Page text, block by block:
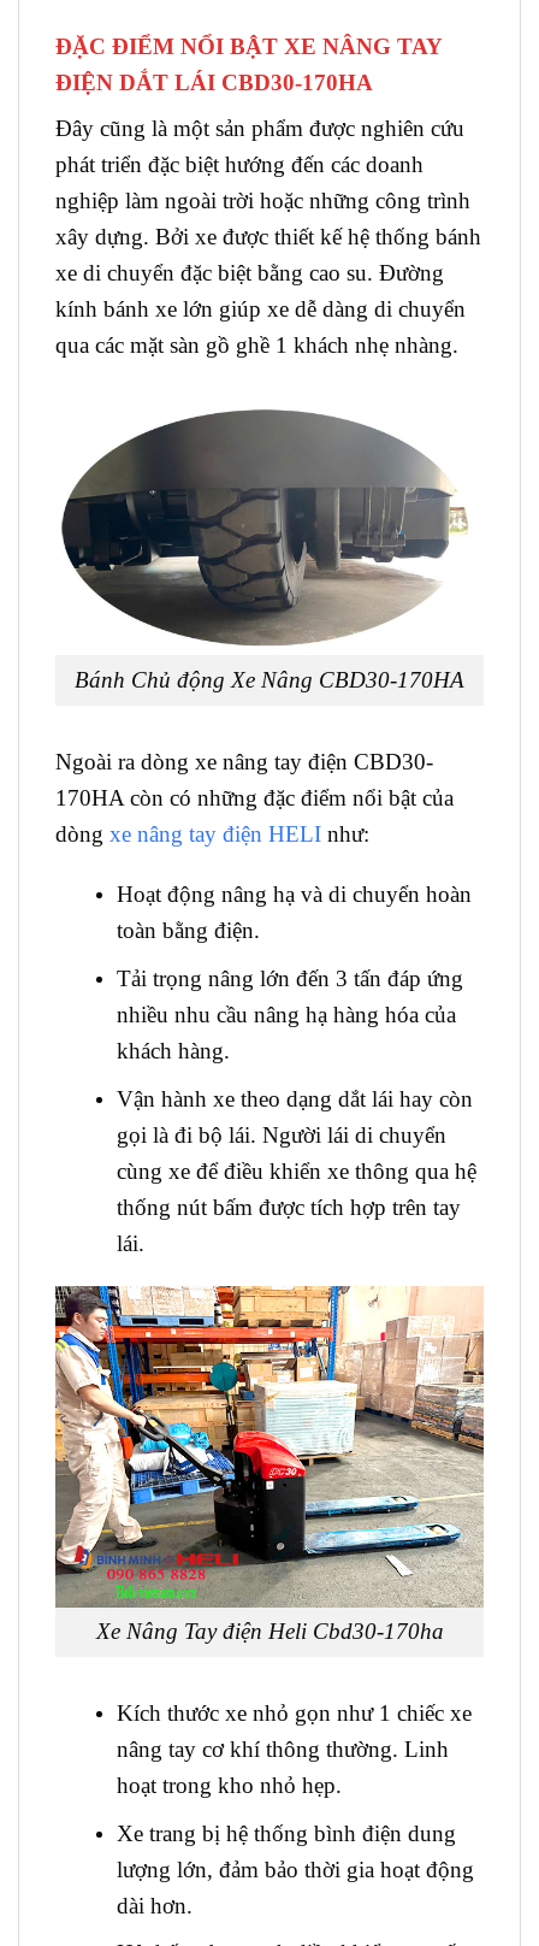
ĐẶC ĐIỂM NỔI BẬT XE NÂNG TAY
ĐIỆN DẮT LÁI CBD30-170HA
Đây cũng là một sản phẩm được nghiên cứu
phát triển đặc biệt hướng đến các doanh
nghiệp làm ngoài trời hoặc những công trình
xây dựng. Bởi xe được thiết kế hệ thống bánh
xe di chuyển đặc biệt bằng cao su. Đường
kính bánh xe lớn giúp xe dễ dàng di chuyển
qua các mặt sàn gồ ghề 1 khách nhẹ nhàng.
Bánh Chủ động Xe Nâng CBD30-170HA
Ngoài ra dòng xe nâng tay điện CBD30-
170HA còn có những đặc điểm nổi bật của
dòng xe nâng tay điện HELI như:
Hoạt động nâng hạ và di chuyển hoàn
toàn bằng điện.
Tải trọng nâng lớn đến 3 tấn đáp ứng
nhiều nhu cầu nâng hạ hàng hóa của
khách hàng.
Vận hành xe theo dạng dắt lái hay còn
gọi là đi bộ lái. Người lái di chuyển
cùng xe để điều khiển xe thông qua hệ
thống nút bấm được tích hợp trên tay
lái.
Xe Nâng Tay điện Heli Cbd30-170ha
Kích thước xe nhỏ gọn như 1 chiếc xe
nâng tay cơ khí thông thường. Linh
hoạt trong kho nhỏ hẹp.
Xe trang bị hệ thống bình điện dung
lượng lớn, đảm bảo thời gia hoạt động
dài hơn.